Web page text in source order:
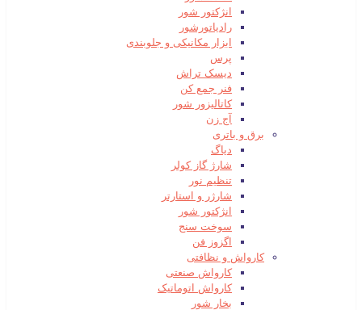
انژکتور شور
رادیاتورشور
ابزار مکانیکی و جلوبندی
پرس
دیسک تراش
فنر جمع کن
کاتالیزور شور
آج زن
برق و باتری
دیاگ
شارژ گاز کولر
تنظیم نور
شارژر و استارتر
انژکتور شور
سوخت سنج
اگزوز فن
کارواش و نظافتی
کارواش صنعتی
کارواش اتوماتیک
بخار شور